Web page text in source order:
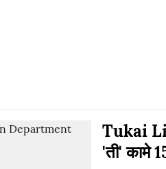
Tukai
'ती' कामे